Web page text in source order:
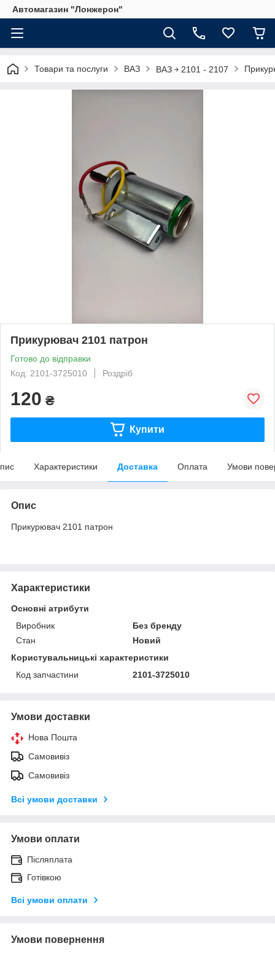
Автомагазин "Лонжерон"
Товари та послуги ВАЗ ВАЗ ￫ 2101 - 2107
Прикурювач 2101 патрон
Готово до відправки
Код: 2101-3725010
Роздріб
120 ₴
Купити
Характеристики Доставка Оплата Умови
Опис
Прикурювач 2101 патрон
Характеристики
Основні атрибути
Виробник
Без бренду
Стан
Новий
Користувальницькі характеристики
Код запчастини
2101-3725010
Умови доставки
Нова Пошта
Самовивіз
Самовивіз
Всі умови доставки
Умови оплати
Післяплата
Готівкою
Всі умови оплати
Умови повернення